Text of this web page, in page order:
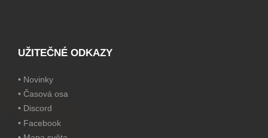
UŽITEČNÉ ODKAZY
• Novinky
• Časová osa
• Discord
• Facebook